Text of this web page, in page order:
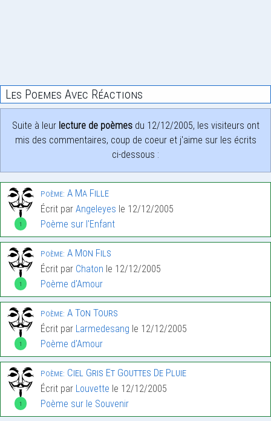
Les Poemes Avec Réactions
Suite à leur lecture de poèmesdu 12/12/2005, les visiteurs ont
mis des commentaires, coup de coeur et j'aime sur les écrits
ci-dessous :
1
Poème: A Ma Fille
Écrit par Angeleyes le 12/12/2005
Poème sur l'Enfant
1
Poème: A Mon Fils
Écrit par Chaton le 12/12/2005
Poème d'Amour
1
Poème: A Ton Tours
Écrit par Larmedesang le 12/12/2005
Poème d'Amour
1
Poème: Ciel Gris Et Gouttes De Pluie
Écrit par Louvette le 12/12/2005
Poème sur le Souvenir